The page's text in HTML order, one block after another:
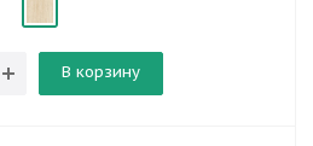
В корзину